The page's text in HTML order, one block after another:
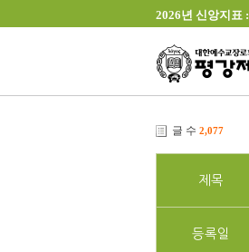
2026년 신앙지표 :
글 수 2,077
제목
등록일